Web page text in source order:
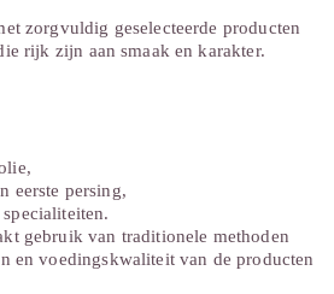
zorgvuldig geselecteerde producten
rijk zijn aan smaak en karakter.
eerste persing,
gebruik van traditionele methoden
en voedingskwaliteit van de producten